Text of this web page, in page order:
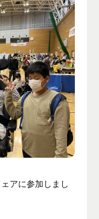
わせする
アに参加しまし